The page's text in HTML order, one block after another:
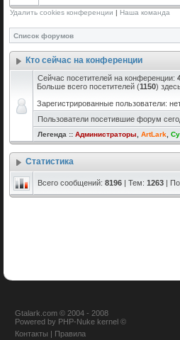
Удалить cookies конференции | Наша команда
Список форумов
Кто сейчас на конференции
Сейчас посетителей на конференции:
Больше всего посетителей (1150)
Зарегистрированные пользователи:
Пользователи посетившие форум
Легенда :: Администраторы ArtLark
Статистика
Всего сообщений: 8196 | Тем: 1263 |
Gtalark.com © 2004 - 2008
Powered by PHP-Nuke kernel ©
Контакты | Правила